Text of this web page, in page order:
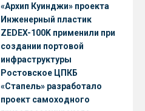
«Архип Куинджи» проекта
RSD59
Инженерный пластик
ZEDEX-100K применили при
создании портовой
инфраструктуры
Ростовское ЦПКБ
«Стапель» разработало
проект самоходного